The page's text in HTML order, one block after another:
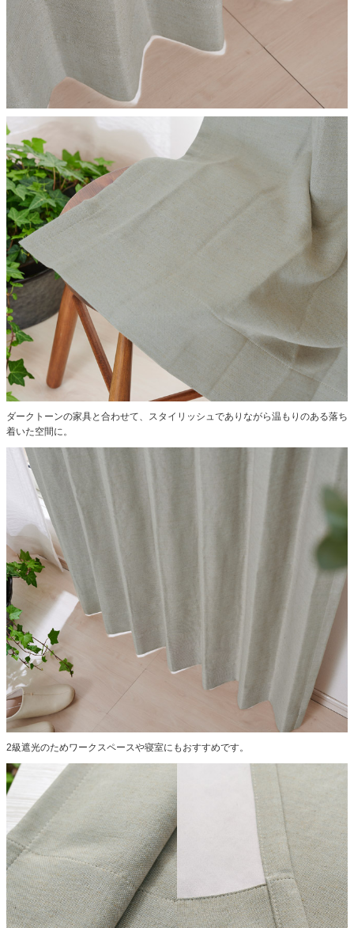
ダークトーンの家具と合わせて、スタイリッシュでありながら温もりのある落ち
着いた空間に。
2級遮光のためワークスペースや寝室にもおすすめです。